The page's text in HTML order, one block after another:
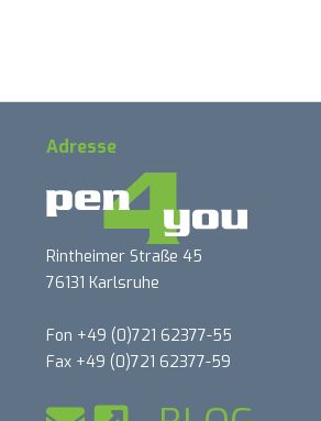
Adresse
Rintheimer Straße 45
76131 Karlsruhe
Fon +49 (0)721 62377-55
Fax +49 (0)721 62377-59